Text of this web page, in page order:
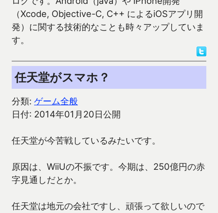
（Xcode, Objective-C, C++ によるiOSアプリ開
発）に関する技術的なことも時々アップしていま
す。
任天堂がスマホ？
分類: ゲーム全般
日付: 2014年01月20日公開
任天堂が今苦戦しているみたいです。
原因は、WiiUの不振です。今期は、250億円の赤
字見通しだとか。
任天堂は地元の会社ですし、頑張って欲しいので